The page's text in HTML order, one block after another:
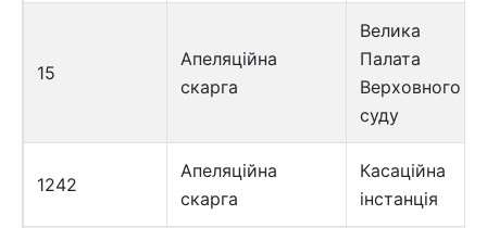
15
Апеляційна
скарга
Велика
Палата
Верховного
суду
1242
Апеляційна
скарга
Касаційна
інстанція